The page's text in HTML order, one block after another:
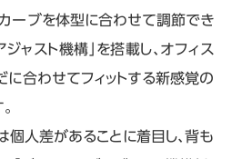
カーブを体型に合わせて調節でき
ャスト機構」を搭載し、オフィス
に合わせてフィットする新感覚の
個人差があることに着目し、背も